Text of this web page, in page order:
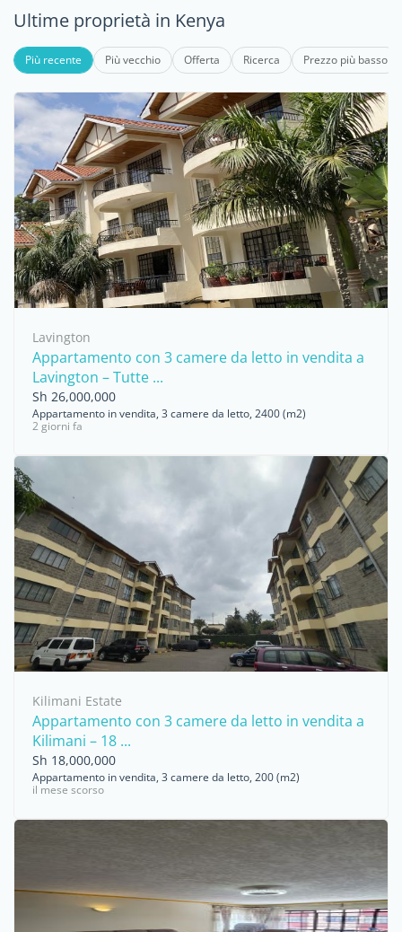
Ultime proprietà in Kenya
Più recente Più vecchio Offerta Ricerca Prezzo più basso
Lavington
Appartamento con 3 camere da letto in vendita a
Lavington – Tutte ...
Sh 26,000,000
Appartamento in vendita, 3 camere da letto, 2400 (m2)
2 giorni fa
Kilimani Estate
Appartamento con 3 camere da letto in vendita a
Kilimani – 18 ...
Sh 18,000,000
Appartamento in vendita, 3 camere da letto, 200 (m2)
il mese scorso